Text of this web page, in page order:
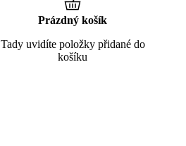
Prázdný košík
Tady uvidíte položky přidané do
košíku